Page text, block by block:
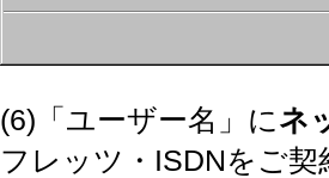
(6)「ユーザー名」にネ
フレッツ・ISDNをご